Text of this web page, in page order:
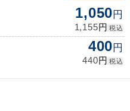
1,050円
1,155円 税込
400円
440円 税込